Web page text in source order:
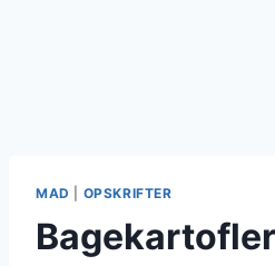
MAD OPSKRIFTER